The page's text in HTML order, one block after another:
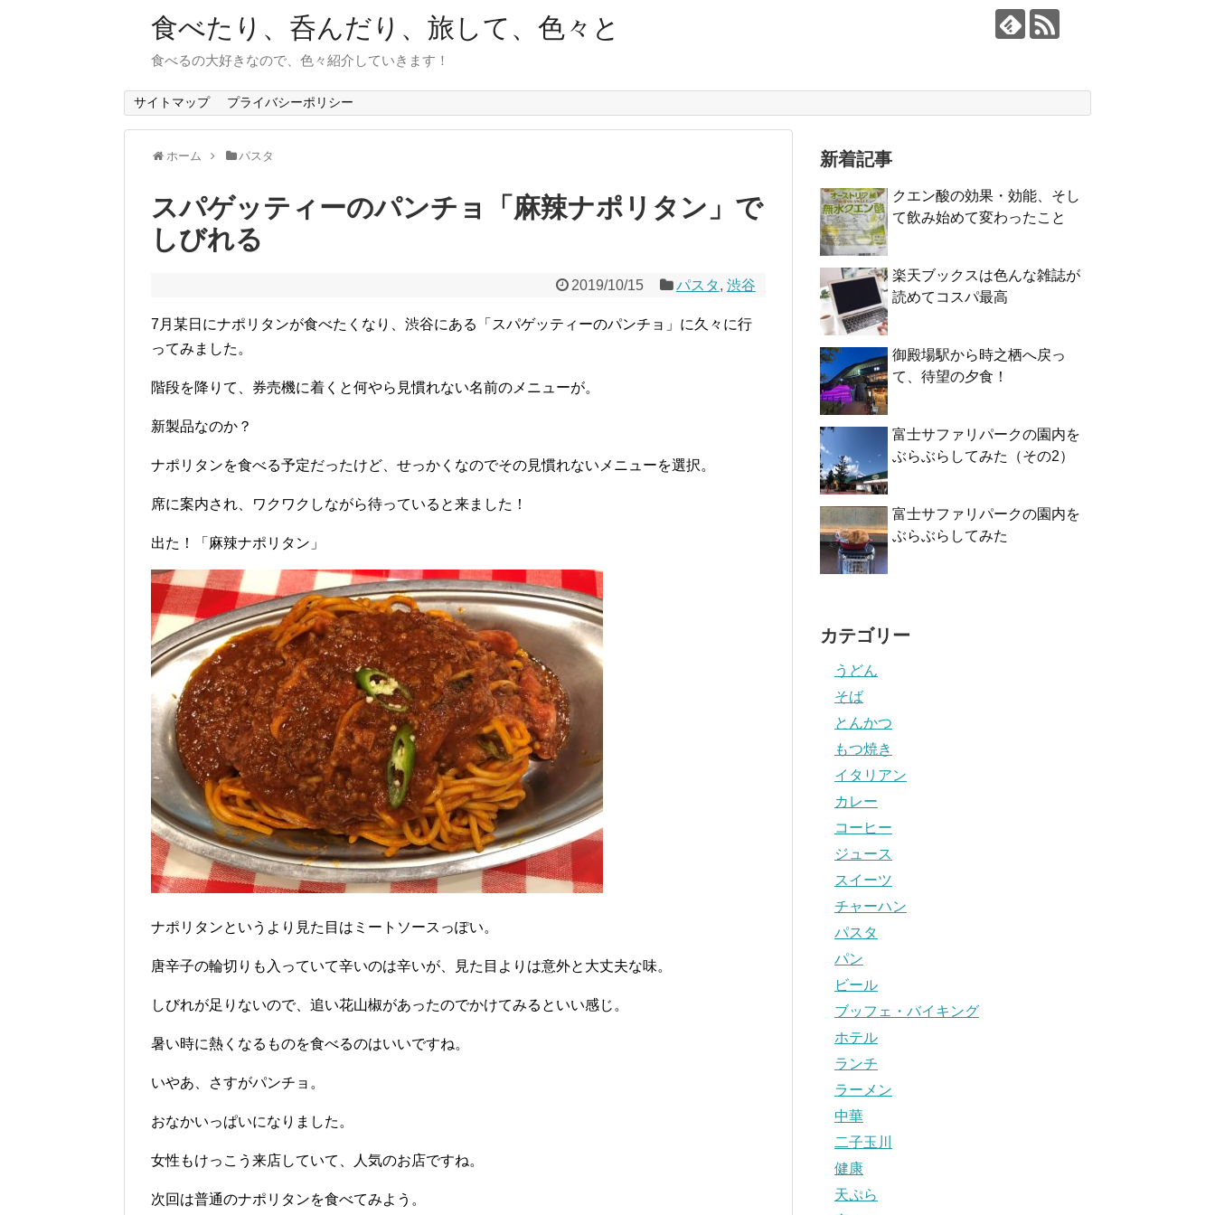
食べたり、呑んだり、旅して、色々と
食べるの大好きなので、色々紹介していきます！
サイトマップ プライバシーポリシー
ホーム パスタ
スパゲッティーのパンチョ「麻辣ナポリタン」で
しびれる
2019/10/15 パスタ, 渋谷
7月某日にナポリタンが食べたくなり、渋谷にある「スパゲッティーのパンチョ」に久々に行
ってみました。
階段を降りて、券売機に着くと何やら見慣れない名前のメニューが。
新製品なのか？
ナポリタンを食べる予定だったけど、せっかくなのでその見慣れないメニューを選択。
席に案内され、ワクワクしながら待っていると来ました！
出た！「麻辣ナポリタン」
ナポリタンというより見た目はミートソースっぽい。
唐辛子の輪切りも入っていて辛いのは辛いが、見た目よりは意外と大丈夫な味。
しびれが足りないので、追い花山椒があったのでかけてみるといい感じ。
暑い時に熱くなるものを食べるのはいいですね。
いやあ、さすがパンチョ。
おなかいっぱいになりました。
女性もけっこう来店していて、人気のお店ですね。
次回は普通のナポリタンを食べてみよう。
新着記事
クエン酸の効果・効能、そし
て飲み始めて変わったこと
楽天ブックスは色んな雑誌が
読めてコスパ最高
御殿場駅から時之栖へ戻っ
て、待望の夕食！
富士サファリパークの園内を
ぶらぶらしてみた（その2）
富士サファリパークの園内を
ぶらぶらしてみた
カテゴリー
うどん
そば
とんかつ
もつ焼き
イタリアン
カレー
コーヒー
ジュース
スイーツ
チャーハン
パスタ
パン
ビール
ブッフェ・バイキング
ホテル
ランチ
ラーメン
中華
二子玉川
健康
天ぷら